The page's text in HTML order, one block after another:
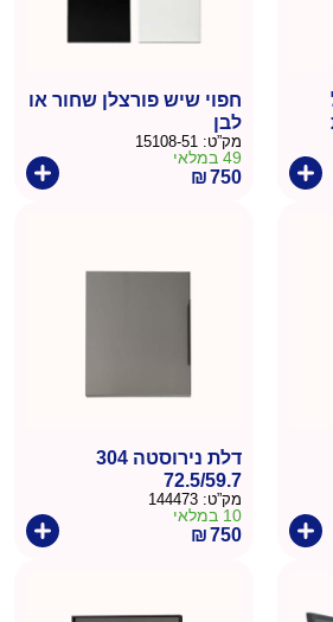
חפוי שיש פורצלן שחור או
לבן
מק”ט: 15108-51
49 במלאי
₪750
דלת נירוסטה 304
72.5/59.7
מק”ט: 144473
10 במלאי
₪750